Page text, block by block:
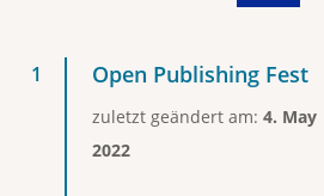
Open Publishing Fest
zuletzt geändert am: 4. May
2022